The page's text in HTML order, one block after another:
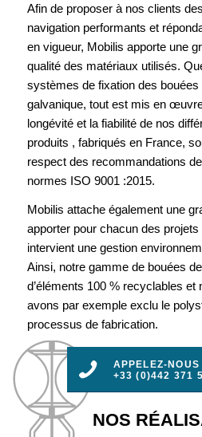
Afin de proposer à nos clients
navigation performants et
en vigueur, Mobilis apporte une
qualité des matériaux utilisés.
systèmes de fixation des bouées
galvanique, tout est mis en
longévité et la fiabilité de nos
produits , fabriqués en France,
respect des recommandations
normes ISO 9001 :2015.
Mobilis attache également une
apporter pour chacun des
intervient une gestion
Ainsi, notre gamme de bouées
d’éléments 100 % recyclables et
avons par exemple exclu le
processus de fabrication.
APPELEZ-NOUS
+33 (0)442 371
NOS